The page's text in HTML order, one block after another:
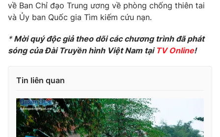
Emagazine Podcast
Photo Infographic
VTV Money VTV Thể thao
VTV Sức khoẻ Bất động sản
về Ban Chỉ đạo Trung ương về phòng chống thiên tai
và Ủy ban Quốc gia Tìm kiếm cứu nạn.
*Mời quý độc giả theo dõi các chương trình đã phát
sóng của Đài Truyền hình Việt Nam tại TV Online!
Tin liên quan